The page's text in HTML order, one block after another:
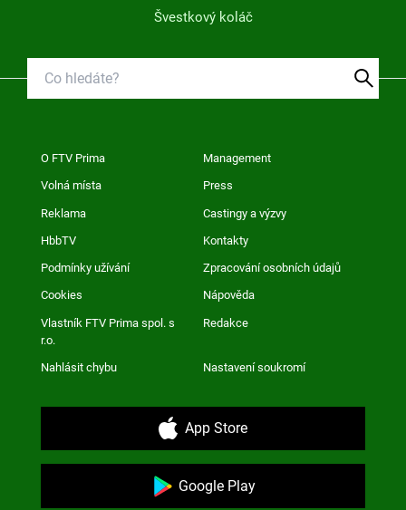
Švestkový koláč
O FTV Prima Management
Volná místa Press
Reklama Castingy a výzvy
HbbTV Kontakty
Podmínky užívání Zpracování osobních údajů
Cookies Nápověda
Vlastník FTV Prima spol. s
r.o.
Redakce
Nahlásit chybu Nastavení soukromí
App Store
Google Play